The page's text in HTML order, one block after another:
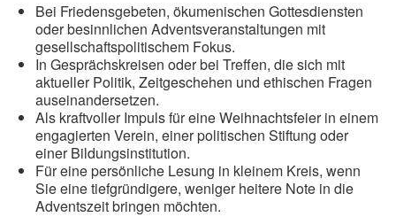
Bei Friedensgebeten, ökumenischen Gottesdiensten
oder besinnlichen Adventsveranstaltungen mit
gesellschaftspolitischem Fokus.
In Gesprächskreisen oder bei Treffen, die sich mit
aktueller Politik, Zeitgeschehen und ethischen Fragen
auseinandersetzen.
Als kraftvoller Impuls für eine Weihnachtsfeier in einem
engagierten Verein, einer politischen Stiftung oder
einer Bildungsinstitution.
Für eine persönliche Lesung in kleinem Kreis, wenn
Sie eine tiefgründigere, weniger heitere Note in die
Adventszeit bringen möchten.